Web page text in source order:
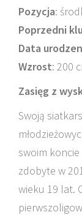
Pozycja:
Poprzedni
Data
Wzrost: 200
Zasięg z
Swoją
swoim
zdobyte w
wieku 19 lat.